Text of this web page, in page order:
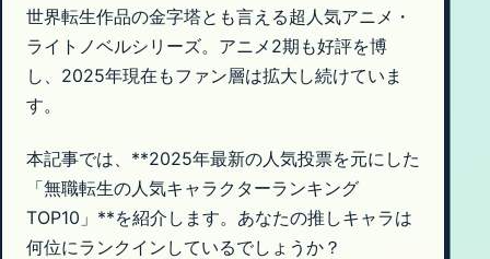
世界転生作品の金字塔とも言える超人気アニメ・
ライトノベルシリーズ。アニメ2期も好評を博
し、2025年現在もファン層は拡大し続けていま
す。
本記事では、**2025年最新の人気投票を元にした
「無職転生の人気キャラクターランキング
TOP10」**を紹介します。あなたの推しキャラは
何位にランクインしているでしょうか？